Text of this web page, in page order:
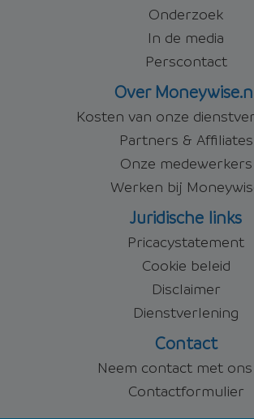
Onderzoek
In de media
Perscontact
Over
Kosten van onze
Partners & Affiliates
Onze medewerkers
Werken bij
Juridische links
Pricacystatement
Cookie beleid
Disclaimer
Dienstverlening
Contact
Neem contact met
Contactformulier